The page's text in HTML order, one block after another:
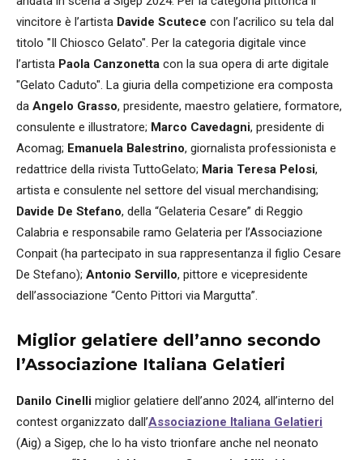
vincitore è l’artista Davide Scutece con l’acrilico su tela dal
titolo "Il Chiosco Gelato". Per la categoria digitale vince
l’artista Paola Canzonetta con la sua opera di arte digitale
"Gelato Caduto". La giuria della competizione era composta
da Angelo Grasso, presidente, maestro gelatiere, formatore,
consulente e illustratore; Marco Cavedagni, presidente di
Acomag; Emanuela Balestrino, giornalista professionista e
redattrice della rivista TuttoGelato; Maria Teresa Pelosi,
artista e consulente nel settore del visual merchandising;
Davide De Stefano, della “Gelateria Cesare” di Reggio
Calabria e responsabile ramo Gelateria per l’Associazione
Conpait (ha partecipato in sua rappresentanza il figlio Cesare
De Stefano); Antonio Servillo, pittore e vicepresidente
dell’associazione “Cento Pittori via Margutta”.
Miglior gelatiere dell’anno secondo
l’Associazione Italiana Gelatieri
Danilo Cinelli miglior gelatiere dell’anno 2024, all’interno del
contest organizzato dall’Associazione Italiana Gelatieri
(Aig) a Sigep, che lo ha visto trionfare anche nel neonato